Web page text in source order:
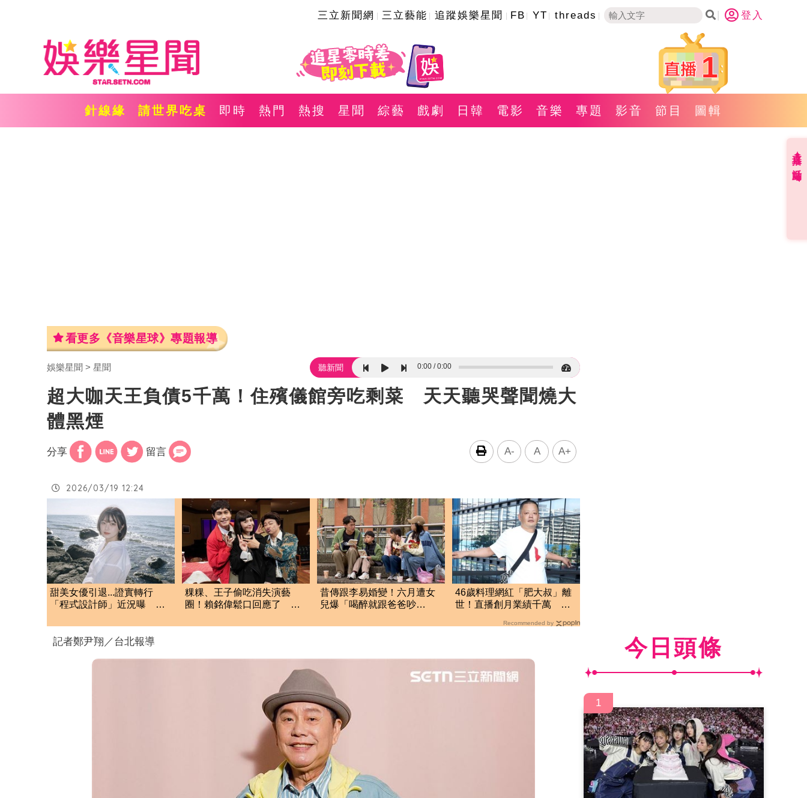
三立新聞網 三立藝能 追蹤娛樂星聞 FB YT threads 登入
1
針線緣 請世界吃桌 即時 熱門 熱搜 星聞 綜藝 戲劇 日韓 電影 音樂 專題 影音 節目 圖輯
看更多《音樂星球》專題報導
娛樂星聞 星聞 聽新聞 0:00 0:00
超大咖天王負債5千萬！住殯儀館旁吃剩菜 天天聽哭聲聞燒大
體黑煙
分享 留言 A- A A+
2026/03/19 12:24
甜美女優引退...證實轉行
「程式設計師」近況曝 網
粿粿、王子偷吃消失演藝
圈！賴銘偉鬆口回應了 兩
昔傳跟李易婚變！六月遭女
兒爆「喝醉就跟爸爸吵
46歲料理網紅「肥大叔」離
世！直播創月業績千萬 生
Recommended by
記者鄭尹翔／台北報導 今日頭條
1
直播✦活動